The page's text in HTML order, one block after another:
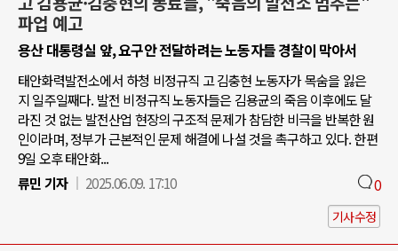
파업 예고
용산 대통령실 앞, 요구안 전달하려는 노동자들 경찰이 막아서
태안화력발전소에서 하청 비정규직 고 김충현 노동자가 목숨을 잃은
지 일주일째다. 발전 비정규직 노동자들은 김용균의 죽음 이후에도 달
라진 것 없는 발전산업 현장의 구조적 문제가 참담한 비극을 반복한 원
인이라며, 정부가 근본적인 문제 해결에 나설 것을 촉구하고 있다. 한편
9일 오후 태안화...
류민 기자
2025.06.09. 17:10 0
기사수정